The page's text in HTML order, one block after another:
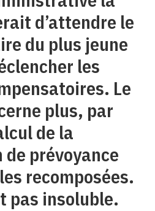
d’attendre le
du plus jeune
les
Le
plus, par
de la
prévoyance
recomposées.
pas insoluble.